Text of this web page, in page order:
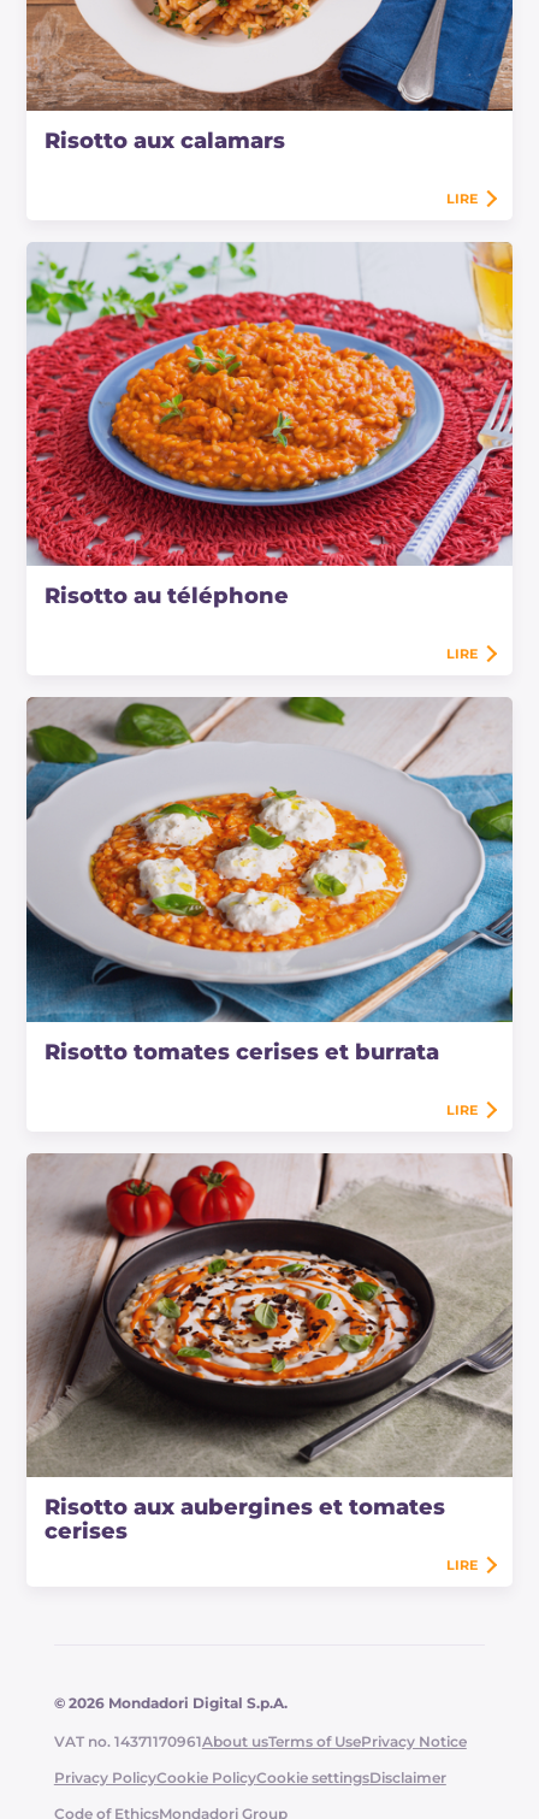
Risotto aux calamars
LIRE
Risotto au téléphone
LIRE
Risotto tomates cerises et burrata
LIRE
Risotto aux aubergines et tomates
cerises
LIRE
© 2026 Mondadori Digital S.p.A.
VAT no. 14371170961About usTerms of UsePrivacy Notice
Privacy PolicyCookie PolicyCookie settingsDisclaimer
Code of EthicsMondadori Group